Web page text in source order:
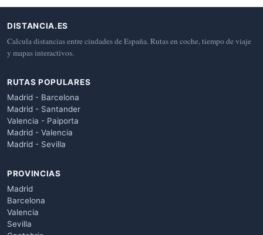
DISTANCIA.ES
Calcula distancias entre ciudades de España. Rutas en coche, tiempo de viaje
y mapas interactivos.
RUTAS POPULARES
Madrid - Barcelona
Madrid - Santander
Valencia - Paiporta
Madrid - Valencia
Madrid - Sevilla
PROVINCIAS
Madrid
Barcelona
Valencia
Sevilla